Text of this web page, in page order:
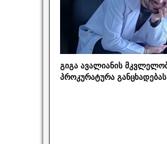
გიგა ავალიანის
პროკურატურა